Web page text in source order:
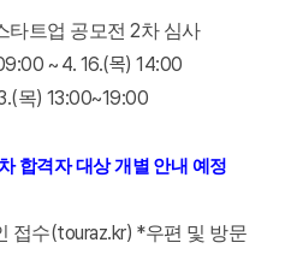
타트업 공모전 2차 심사
~ 4. 16.(목) 14:00
목) 13:00~19:00
차 합격자 대상 개별 안내 예정
접수(touraz.kr) *우편 및 방문